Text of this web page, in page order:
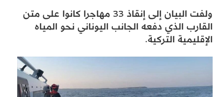
ولفت البيان إلى إنقاذ 33 مهاجرا كانوا على متن
القارب الذي دفعه الجانب اليوناني نحو المياه
الإقليمية التركية.